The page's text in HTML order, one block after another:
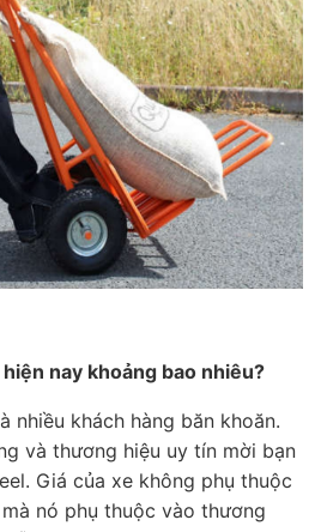
nay khoảng bao nhiêu?
nhiều khách hàng băn khoăn.
và thương hiệu uy tín mời bạn
Giá của xe không phụ thuộc
nó phụ thuộc vào thương